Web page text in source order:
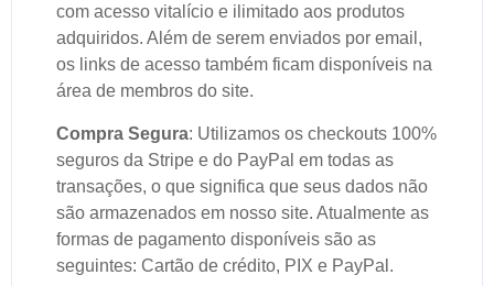
com acesso vitalício e ilimitado aos produtos
adquiridos. Além de serem enviados por email,
os links de acesso também ficam disponíveis na
área de membros do site.
Compra Segura: Utilizamos os checkouts 100%
seguros da Stripe e do PayPal em todas as
transações, o que significa que seus dados não
são armazenados em nosso site. Atualmente as
formas de pagamento disponíveis são as
seguintes: Cartão de crédito, PIX e PayPal.